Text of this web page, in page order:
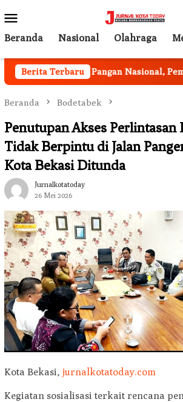
ke
kontenMobile
Beranda Nasional Olahraga
Berita Terbaru
Ketahanan Pangan Nasional, Pemkab
Beranda Bodetabek
Penutupan Akses Perlintasan
Tidak Berpintu di Jalan
Kota Bekasi Ditunda
Jurnalkotatoday
26 Mei 2026
Kota Bekasi, jurnalkotatoday.com
Kegiatan sosialisasi terkait rencana